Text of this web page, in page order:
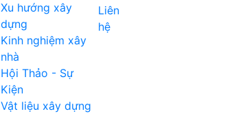
Xu hướng xây
dựng
Kinh nghiệm xây
nhà
Hội Thảo - Sự
Kiện
Vật liệu xây dựng
Liên
hệ